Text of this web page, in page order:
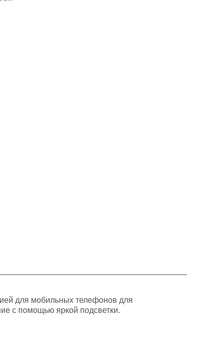
для мобильных телефонов для
с помощью яркой подсветки.